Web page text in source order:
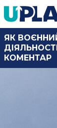
ЯК
КОМЕНТАР